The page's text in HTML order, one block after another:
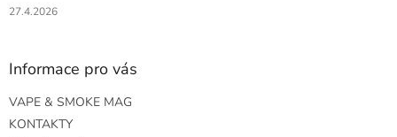
27.4.2026
Informace pro vás
VAPE & SMOKE MAG
KONTAKTY